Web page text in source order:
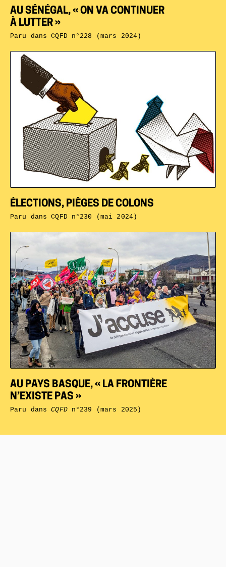
AU PAYS BASQUE, « LA FRONTIÈRE
N’EXISTE PAS »
Paru dansCQFDn°239 (mars 2025)
ÉLECTIONS, PIÈGES DE COLONS
Paru dansCQFD n°230 (mai 2024)
AU SÉNÉGAL, « ON VA CONTINUER
À LUTTER »
Paru dansCQFD n°228 (mars 2024)